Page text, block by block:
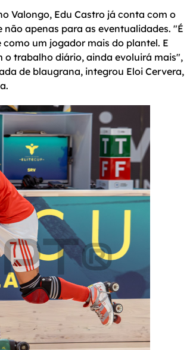
Valongo, Edu Castro já conta com o
apenas para as eventualidades. "É
um jogador mais do plantel. E
o trabalho diário, ainda evoluirá mais",
de blaugrana, integrou Eloi Cervera,